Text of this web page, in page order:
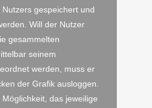
gespeichert und
Will der Nutzer
gesammelten
seinem
werden, muss er
der Grafik ausloggen.
das jeweilige